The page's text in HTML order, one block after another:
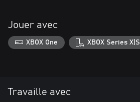
Jouer avec
XBOX One XBOX Series X|S
Travaille avec